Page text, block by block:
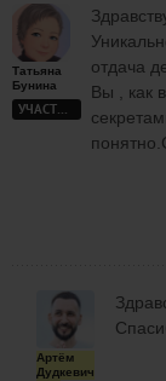
Татьяна
Бунина
УЧАСТНИК
отдача
Вы , как
Артём
Дудкевич